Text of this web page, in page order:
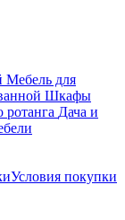
Мебель для
Шкафы
ротанга Дача и
Условия покупки